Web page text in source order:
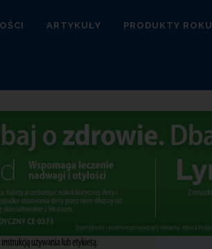
ARTYKUŁY PRODUKTY ROKU